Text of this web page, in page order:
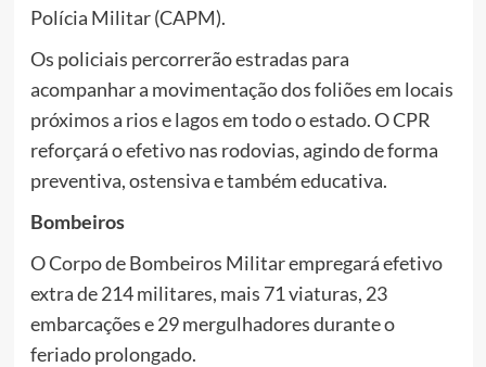
Polícia Militar (CAPM).
Os policiais percorrerão estradas para
acompanhar a movimentação dos foliões em locais
próximos a rios e lagos em todo o estado. O CPR
reforçará o efetivo nas rodovias, agindo de forma
preventiva, ostensiva e também educativa.
Bombeiros
O Corpo de Bombeiros Militar empregará efetivo
extra de 214 militares, mais 71 viaturas, 23
embarcações e 29 mergulhadores durante o
feriado prolongado.